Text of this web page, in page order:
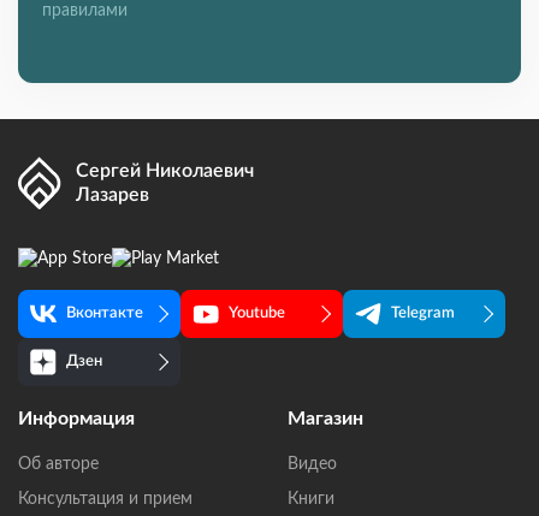
правилами
Сергей Николаевич
Лазарев
Вконтакте Youtube Telegram
Дзен
Информация
Об авторе
Консультация и прием
Магазин
Видео
Книги